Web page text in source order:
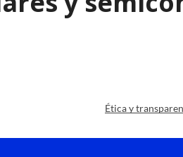
Ética y